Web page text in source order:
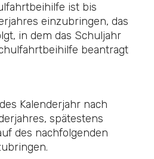
ist bis
einzubringen, das
in dem das Schuljahr
beantragt
Kalenderjahr nach
spätestens
des nachfolgenden